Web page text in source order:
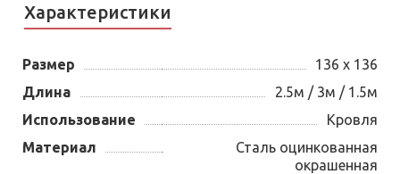
Характеристики
Размер
136 х 136
Длина
2.5м / 3м / 1.5м
Использование
Кровля
Материал
Сталь оцинкованная
окрашенная